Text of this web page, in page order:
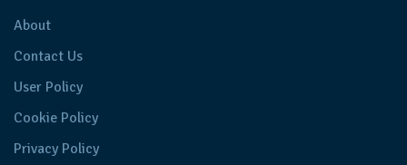
About
Contact Us
User Policy
Cookie Policy
Privacy Policy